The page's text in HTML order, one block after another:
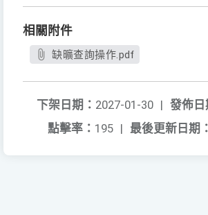
相關附件
缺曠查詢操作.pdf
發佈日
下架日期： 2027-01-30 |
最後更新日期：
點擊率： 195 |